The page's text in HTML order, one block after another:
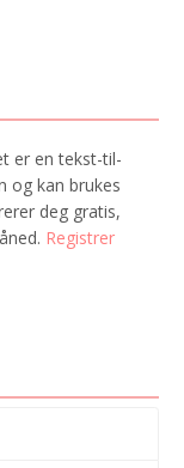
er en tekst-til-
og kan brukes
deg gratis,
Registrer